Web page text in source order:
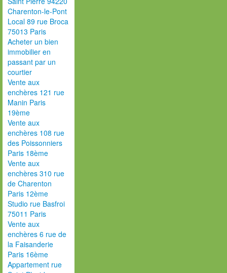
Charenton-le-Pont
Local 89 rue Broca
75013 Paris
Acheter un bien
immobilier en
passant par un
courtier
Vente aux
enchères 121 rue
Manin Paris
19ème
Vente aux
enchères 108 rue
des Poissonniers
Paris 18ème
Vente aux
enchères 310 rue
de Charenton
Paris 12ème
Studio rue Basfroi
75011 Paris
Vente aux
enchères 6 rue de
la Faisanderie
Paris 16ème
Appartement rue